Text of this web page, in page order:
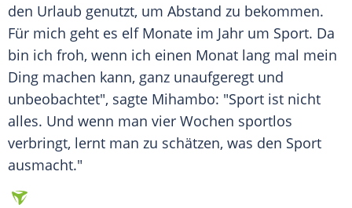
den Urlaub genutzt, um Abstand zu bekommen.
Für mich geht es elf Monate im Jahr um Sport. Da
bin ich froh, wenn ich einen Monat lang mal mein
Ding machen kann, ganz unaufgeregt und
unbeobachtet", sagte Mihambo: "Sport ist nicht
alles. Und wenn man vier Wochen sportlos
verbringt, lernt man zu schätzen, was den Sport
ausmacht."